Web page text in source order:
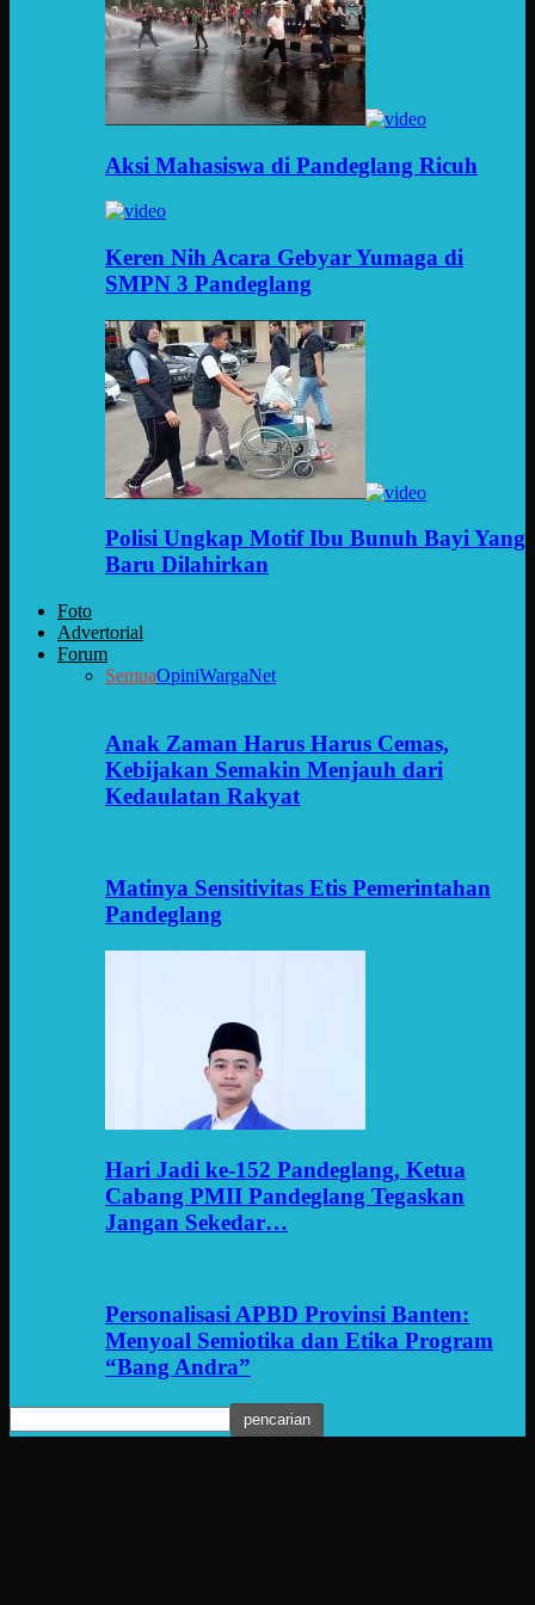
Aksi Mahasiswa di Pandeglang Ricuh
Keren Nih Acara Gebyar Yumaga di
SMPN 3 Pandeglang
Polisi Ungkap Motif Ibu Bunuh Bayi Yang
Baru Dilahirkan
Foto
Advertorial
Forum
SemuaOpiniWargaNet
Anak Zaman Harus Harus Cemas,
Kebijakan Semakin Menjauh dari
Kedaulatan Rakyat
Matinya Sensitivitas Etis Pemerintahan
Pandeglang
Hari Jadi ke-152 Pandeglang, Ketua
Cabang PMII Pandeglang Tegaskan
Jangan Sekedar…
Personalisasi APBD Provinsi Banten:
Menyoal Semiotika dan Etika Program
“Bang Andra”